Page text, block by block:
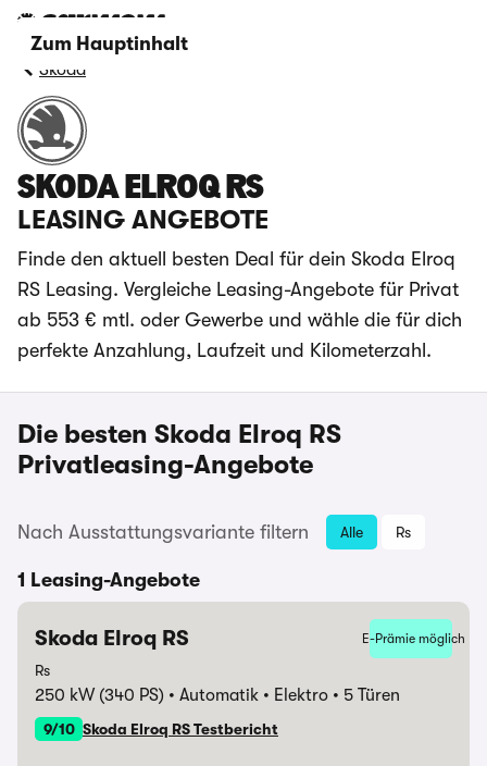
Zum Hauptinhalt
Skoda
SKODA ELROQ RS
LEASING ANGEBOTE
Finde den aktuell besten Deal für dein Skoda Elroq
RS Leasing. Vergleiche Leasing-Angebote für Privat
ab 553 € mtl. oder Gewerbe und wähle die für dich
perfekte Anzahlung, Laufzeit und Kilometerzahl.
Die besten Skoda Elroq RS
Privatleasing-Angebote
Nach Ausstattungsvariante filtern Alle Rs
1 Leasing-Angebote
Skoda Elroq RS E-Prämie möglich
Rs
250 kW (340 PS) Automatik Elektro 5 Türen
9/10 Skoda Elroq RS Testbericht